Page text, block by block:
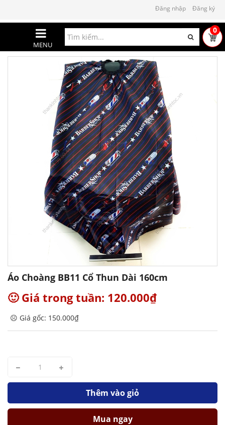
Đăng nhập Đăng ký
MENU
0
Áo Choàng BB11 Cổ Thun Dài 160cm
🙂 Giá trong tuần: 120.000₫
☹️ Giá gốc: 150.000₫
Thêm vào giỏ
Mua ngay